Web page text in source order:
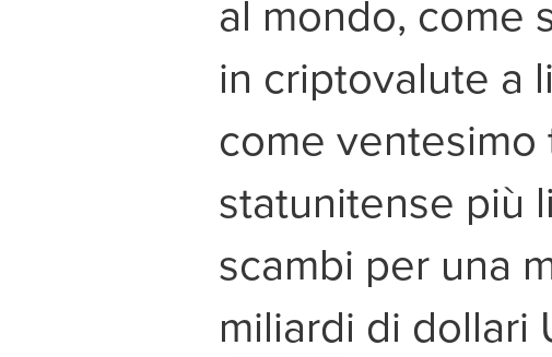
al mondo, come
in criptovalute a
come
statunitense più
scambi per una
miliardi di dollari